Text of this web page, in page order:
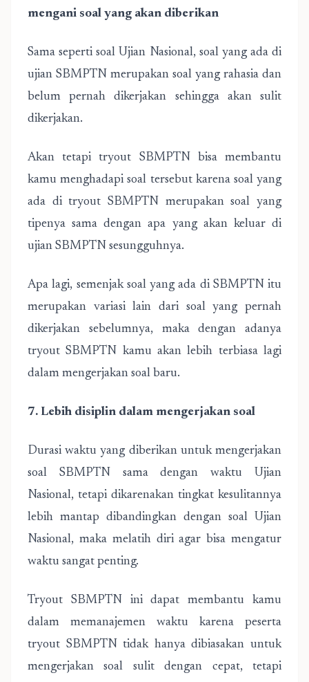
mengani soal yang akan diberikan
Sama seperti soal Ujian Nasional, soal yang ada di
ujian SBMPTN merupakan soal yang rahasia dan
belum pernah dikerjakan sehingga akan sulit
dikerjakan.
Akan tetapi tryout SBMPTN bisa membantu
kamu menghadapi soal tersebut karena soal yang
ada di tryout SBMPTN merupakan soal yang
tipenya sama dengan apa yang akan keluar di
ujian SBMPTN sesungguhnya.
Apa lagi, semenjak soal yang ada di SBMPTN itu
merupakan variasi lain dari soal yang pernah
dikerjakan sebelumnya, maka dengan adanya
tryout SBMPTN kamu akan lebih terbiasa lagi
dalam mengerjakan soal baru.
7. Lebih disiplin dalam mengerjakan soal
Durasi waktu yang diberikan untuk mengerjakan
soal SBMPTN sama dengan waktu Ujian
Nasional, tetapi dikarenakan tingkat kesulitannya
lebih mantap dibandingkan dengan soal Ujian
Nasional, maka melatih diri agar bisa mengatur
waktu sangat penting.
Tryout SBMPTN ini dapat membantu kamu
dalam memanajemen waktu karena peserta
tryout SBMPTN tidak hanya dibiasakan untuk
mengerjakan soal sulit dengan cepat, tetapi